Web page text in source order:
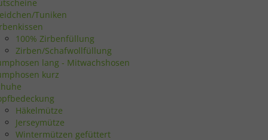
Tuniken
100% Zirbenfüllung
Zirben/Schafwollfüllung
lang - Mitwachshosen
kurz
Häkelmütze
Jerseymütze
Wintermützen gefüttert
Zurück